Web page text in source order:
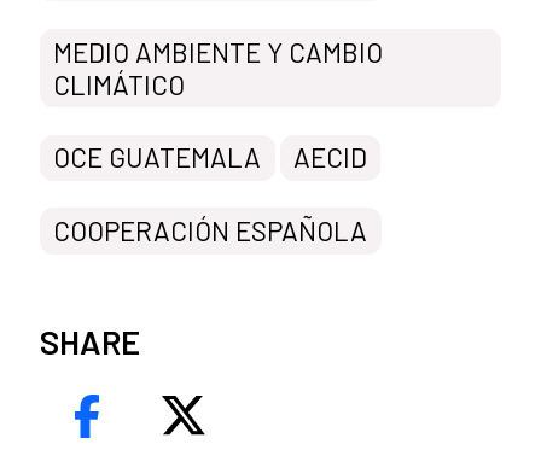
MEDIO AMBIENTE Y CAMBIO
CLIMÁTICO
OCE GUATEMALA AECID
COOPERACIÓN ESPAÑOLA
SHARE